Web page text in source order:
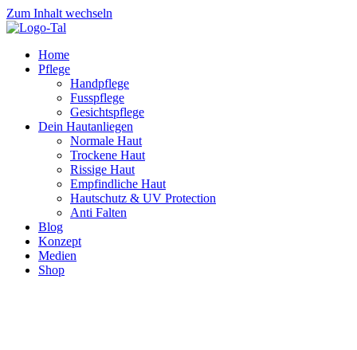
Zum Inhalt wechseln
Home
Pflege
Handpflege
Fusspflege
Gesichtspflege
Dein Hautanliegen
Normale Haut
Trockene Haut
Rissige Haut
Empfindliche Haut
Hautschutz & UV Protection
Anti Falten
Blog
Konzept
Medien
Shop